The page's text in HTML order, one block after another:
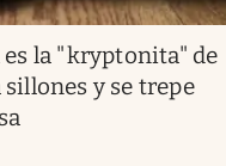
la "kryptonita" de
y se trepe